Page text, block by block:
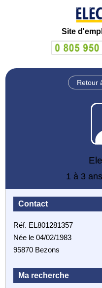
Site
Retour
1 à 3
Contact
Réf. EL801281357
Née le 04/02/1983
95870 Bezons
Ma recherche